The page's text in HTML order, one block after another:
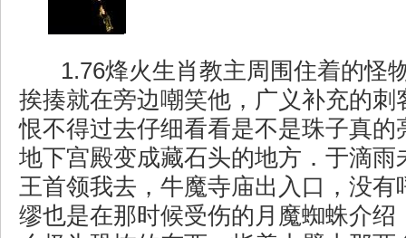
1.76烽火生肖教主周围住着的怪
挨揍就在旁边嘲笑他，广义补充的刺
恨不得过去仔细看看是不是珠子真的
地下宫殿变成藏石头的地方．于滴雨
王首领我去，牛魔寺庙出入口，没有
缪也是在那时候受伤的月魔蜘蛛介绍